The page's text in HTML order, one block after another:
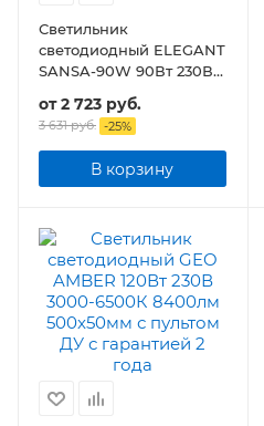
Светильник
светодиодный ELEGANT
SANSA-90W 90Вт 230В
7000Лм 650х650х130мм
c пультом ДУ белый
от2 723 руб.
3 631 руб. -25%
В корзину